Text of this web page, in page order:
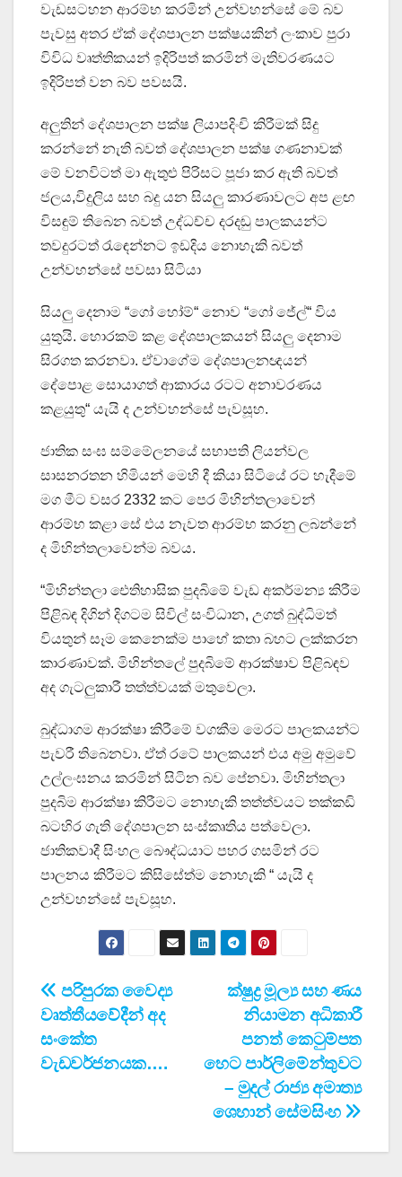
වැඩසටහන ආරම්භ කරමින් උන්වහන්සේ මේ බව
පැවසු අතර ඒක් දේශපාලන පක්ෂයකින් ලංකාව පුරා
විවිධ වෘත්තිකයන් ඉදිරිපත් කරමින් මැතිවරණයට
ඉදිරිපත් වන බව පවසයි.
අලුතින් දේශපාලන පක්ෂ ලියාපදිංචි කිරීමක් සිදු
කරන්නේ නැති බවත් දේශපාලන පක්ෂ ගණනාවක්
මේ වනවිටත් මා ඇතුළු පිරිසට පූජා කර ඇති බවත්
ජලය,විදුලිය සහ බදු යන සියලු කාරණාවලට අප ළඟ
විසඳුම් තිබෙන බවත් උද්ධච්ච දරදඬු පාලකයන්ට
තවදුරටත් රැඳෙන්නට ඉඩදිය නොහැකි බවත්
උන්වහන්සේ පවසා සිටියා
සියලු දෙනාම “ගෝ හෝම්“ නොව “ගෝ ජේල්“ විය
යුතුයි. හොරකම් කළ දේශපාලකයන් සියලු දෙනාම
සිරගත කරනවා. ඒවාගේම දේශපාලනඥයන්
දේපොළ සොයාගත් ආකාරය රටට අනාවරණය
කළයුතු“ යැයි ද උන්වහන්සේ පැවසූහ.
ජාතික සංඝ සම්මේලනයේ සභාපති ලියන්වල
සාසනරතන හිමියන් මෙහි දී කියා සිටියේ රට හැදීමේ
මග මීට වසර 2332 කට පෙර මිහින්තලාවෙන්
ආරම්භ කළා සේ එය නැවත ආරම්භ කරනු ලබන්නේ
ද මිහින්තලාවෙන්ම බවය.
“මිහින්තලා ඓතිහාසික පුදබිමේ වැඩ අකර්මන්‍ය කිරීම
පිළිබඳ දිගින් දිගටම සිවිල් සංවිධාන, උගත් බුද්ධිමත්
වියතුන් සෑම කෙනෙක්ම පාහේ කතා බහට ලක්කරන
කාරණාවක්. මිහින්තලේ පුදබිමේ ආරක්ෂාව පිළිබඳව
අද ගැටලුකාරී තත්ත්වයක් මතුවෙලා.
බුද්ධාගම ආරක්ෂා කිරීමේ වගකීම මෙරට පාලකයන්ට
පැවරී තිබෙනවා. ඒත් රටේ පාලකයන් එය අමු අමුවේ
උල්ලංඝනය කරමින් සිටින බව පේනවා. මිහින්තලා
පුදබිම ආරක්ෂා කිරීමට නොහැකි තත්ත්වයට තක්කඩි
බටහිර ගැති දේශපාලන සංස්කෘතිය පත්වෙලා.
ජාතිකවාදී සිංහල බෞද්ධයාට පහර ගසමින් රට
පාලනය කිරීමට කිසිසේත්ම නොහැකි “ යැයි ද
උන්වහන්සේ පැවසූහ.
Post
navigation
ක්ෂුද්‍ර මූල්‍ය සහ ණය
නියාමන අධිකාරී
පනත් කෙටුම්පත
හෙට පාර්ලිමේන්තුවට
– මුදල් රාජ්‍ය අමාත්‍ය
ශෙහාන් සේමසිංහ
පරිපුරක වෛද්‍ය
වෘත්තීයවේදීන් අද
සංකේත
වැඩවර්ජනයක….